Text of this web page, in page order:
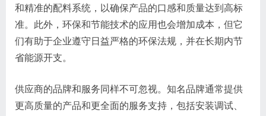
和精准的配料系统，以确保产品的口感和质量达到高标
准。此外，环保和节能技术的应用也会增加成本，但它
们有助于企业遵守日益严格的环保法规，并在长期内节
省能源开支。
供应商的品牌和服务同样不可忽视。知名品牌通常提供
更高质量的产品和更全面的服务支持，包括安装调试、